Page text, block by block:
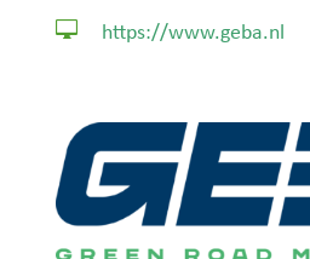
 https://www.geba.nl